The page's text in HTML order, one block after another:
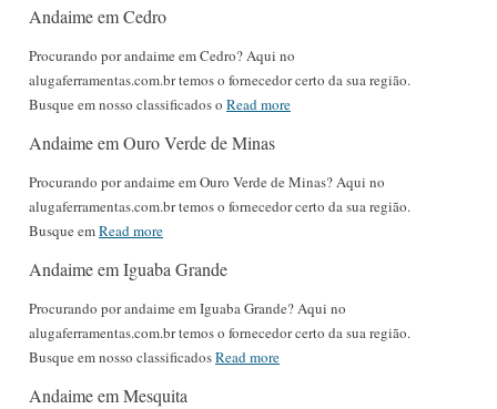
Andaime em Cedro
Procurando por andaime em Cedro? Aqui no
alugaferramentas.com.br temos o fornecedor certo da sua região.
Busque em nosso classificados o Read more
Andaime em Ouro Verde de Minas
Procurando por andaime em Ouro Verde de Minas? Aqui no
alugaferramentas.com.br temos o fornecedor certo da sua região.
Busque emRead more
Andaime em Iguaba Grande
Procurando por andaime em Iguaba Grande? Aqui no
alugaferramentas.com.br temos o fornecedor certo da sua região.
Busque em nosso classificadosRead more
Andaime em Mesquita